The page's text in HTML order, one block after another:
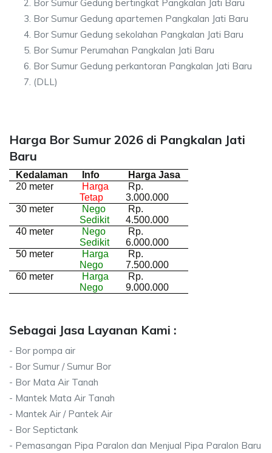
Bor Sumur Gedung bertingkat Pangkalan Jati Baru
Bor Sumur Gedung apartemen Pangkalan Jati Baru
Bor Sumur Gedung sekolahan Pangkalan Jati Baru
Bor Sumur Perumahan Pangkalan Jati Baru
Bor Sumur Gedung perkantoran Pangkalan Jati Baru
(DLL)
Harga Bor Sumur 2026 di Pangkalan Jati
Baru
Kedalaman Info
Harga Jasa
20 meter
Harga
Tetap
Rp.
3.000.000
30 meter
Nego
Sedikit
Rp.
4.500.000
40 meter
Nego
Sedikit
Rp.
6.000.000
50 meter
Harga
Nego
Rp.
7.500.000
60 meter
Harga
Nego
Rp.
9.000.000
Sebagai Jasa Layanan Kami :
- Bor pompa air
- Bor Sumur / Sumur Bor
- Bor Mata Air Tanah
- Mantek Mata Air Tanah
- Mantek Air / Pantek Air
- Bor Septictank
- Pemasangan Pipa Paralon dan Menjual Pipa Paralon Baru